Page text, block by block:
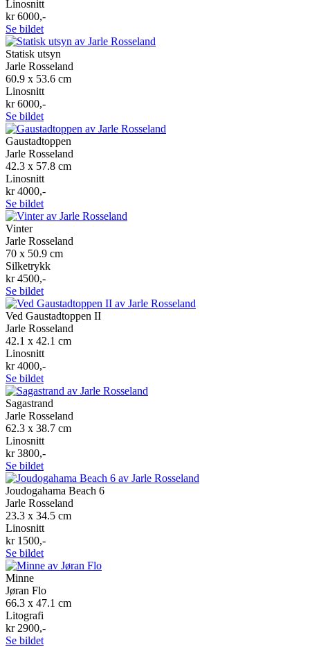
Linosnitt
kr 6000,-
Se bildet
Statisk utsyn
Jarle Rosseland
60.9 x 53.6 cm
Linosnitt
kr 6000,-
Se bildet
Gaustadtoppen
Jarle Rosseland
42.3 x 57.8 cm
Linosnitt
kr 4000,-
Se bildet
Vinter
Jarle Rosseland
70 x 50.9 cm
Silketrykk
kr 4500,-
Se bildet
Ved Gaustadtoppen II
Jarle Rosseland
42.1 x 42.1 cm
Linosnitt
kr 4000,-
Se bildet
Sagastrand
Jarle Rosseland
62.3 x 38.7 cm
Linosnitt
kr 3800,-
Se bildet
Joudogahama Beach 6
Jarle Rosseland
23.3 x 34.5 cm
Linosnitt
kr 1500,-
Se bildet
Minne
Jøran Flo
66.3 x 47.1 cm
Litografi
kr 2900,-
Se bildet